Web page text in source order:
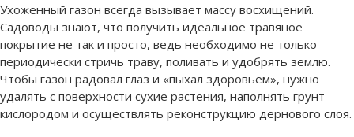
Ухоженный газон всегда вызывает массу восхищений.
Садоводы знают, что получить идеальное травяное
покрытие не так и просто, ведь необходимо не только
периодически стричь траву, поливать и удобрять землю.
Чтобы газон радовал глаз и «пыхал здоровьем», нужно
удалять с поверхности сухие растения, наполнять грунт
кислородом и осуществлять реконструкцию дернового слоя.